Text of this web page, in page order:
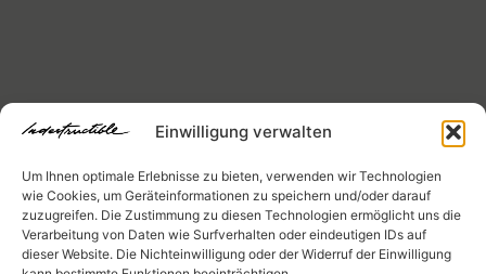
Einwilligung verwalten
Um Ihnen optimale Erlebnisse zu bieten, verwenden wir Technologien
wie Cookies, um Geräteinformationen zu speichern und/oder darauf
zuzugreifen. Die Zustimmung zu diesen Technologien ermöglicht uns die
Verarbeitung von Daten wie Surfverhalten oder eindeutigen IDs auf
dieser Website. Die Nichteinwilligung oder der Widerruf der Einwilligung